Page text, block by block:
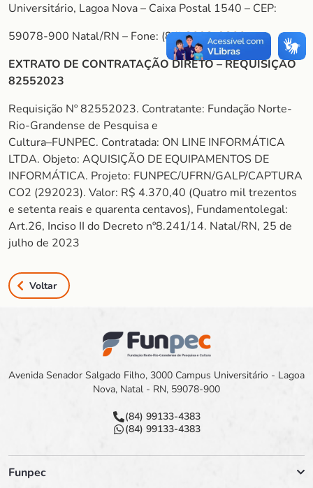
Universitário, Lagoa Nova – Caixa Postal 1540 – CEP:
59078-900 Natal/RN – Fone: (84) 3092-9200
EXTRATO DE CONTRATAÇÃO DIRETO – REQUISIÇÃO
82552023
Requisição Nº 82552023. Contratante: Fundação Norte-
Rio-Grandense de Pesquisa e
Cultura–FUNPEC. Contratada: ON LINE INFORMÁTICA
LTDA. Objeto: AQUISIÇÃO DE EQUIPAMENTOS DE
INFORMÁTICA. Projeto: FUNPEC/UFRN/GALP/CAPTURA
CO2 (292023). Valor: R$ 4.370,40 (Quatro mil trezentos
e setenta reais e quarenta centavos), Fundamentolegal:
Art.26, Inciso II do Decreto nº8.241/14. Natal/RN, 25 de
julho de 2023
Voltar
Avenida Senador Salgado Filho, 3000 Campus Universitário - Lagoa
Nova, Natal - RN, 59078-900
(84) 99133-4383
(84) 99133-4383
Funpec